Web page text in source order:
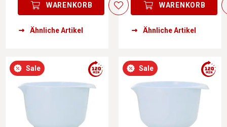
WARENKORB
Ähnliche Artikel
WARENKORB
Ähnliche Artikel
Sale Sale